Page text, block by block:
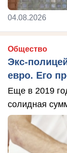
04.08.2026
Общество
Экс-
евро. Его
Еще в 2019
солидная